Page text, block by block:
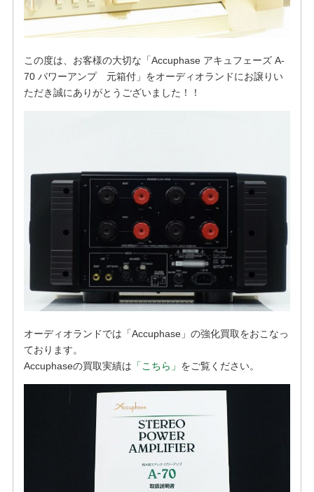
この度は、お客様の大切な「Accuphase アキュフェーズ A-
70 パワーアンプ 元箱付」をオーディオランドにお譲りい
ただき誠にありがとうございました！！
オーディオランドでは「Accuphase」の強化買取をおこなっ
ております。
Accuphaseの買取実績は 「こちら」 をご覧ください。